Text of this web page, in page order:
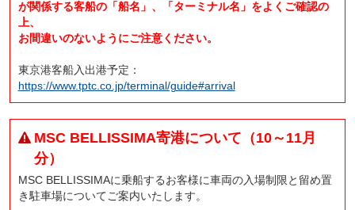
が関係する客船の「船名」、「ターミナル名」をよくご確認の
上、
お間違いのないようにご注意ください。
東京港客船入出港予定：
https://www.tptc.co.jp/terminal/guide#arrival
MSC BELLISSIMA寄港について（10～11月
分）
MSC BELLISSIMAに乗船するお客様に車両の入場制限と留め置
き駐車場についてご案内いたします。